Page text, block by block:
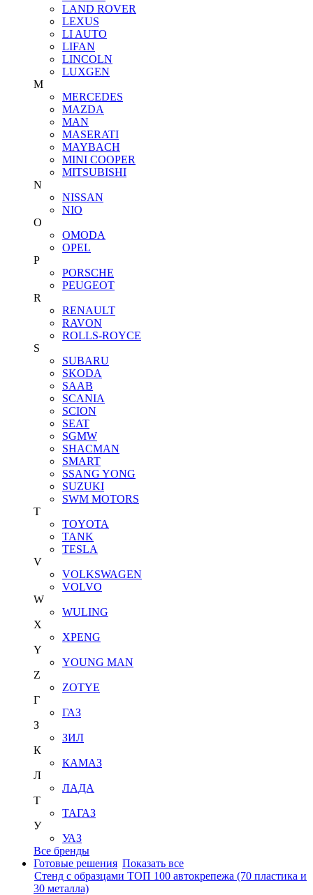
LAND ROVER
LEXUS
LI AUTO
LIFAN
LINCOLN
LUXGEN
M
MERCEDES
MAZDA
MAN
MASERATI
MAYBACH
MINI COOPER
MITSUBISHI
N
NISSAN
NIO
O
OMODA
OPEL
P
PORSCHE
PEUGEOT
R
RENAULT
RAVON
ROLLS-ROYCE
S
SUBARU
SKODA
SAAB
SCANIA
SCION
SEAT
SGMW
SHACMAN
SMART
SSANG YONG
SUZUKI
SWM MOTORS
T
TOYOTA
TANK
TESLA
V
VOLKSWAGEN
VOLVO
W
WULING
X
XPENG
Y
YOUNG MAN
Z
ZOTYE
Г
ГАЗ
З
ЗИЛ
К
КАМАЗ
Л
ЛАДА
Т
ТАГАЗ
У
УАЗ
Все бренды
Готовые решения Показать все
Стенд с образцами ТОП 100 автокрепежа (70 пластика и
30 металла)